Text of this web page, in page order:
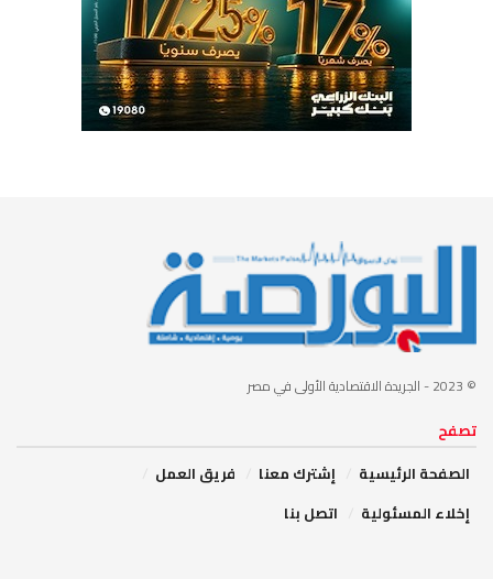
© 2023 - الجريدة الاقتصادية الأولى في مصر
تصفح
الصفحة الرئيسية
إشترك معنا
فريق العمل
إخلاء المسئولية
اتصل بنا